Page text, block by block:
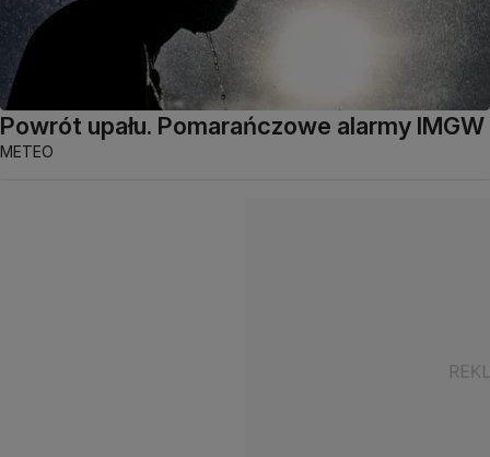
Powrót upału. Pomarańczowe alarmy IMGW
METEO